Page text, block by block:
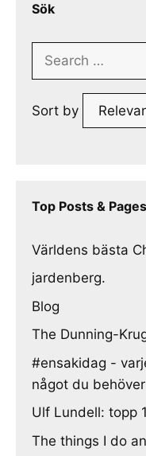
Sök
Search
Sort by
Top Posts & Pages
Världens bästa
jardenberg.
Blog
The Dunning-
#ensakidag -
något du
Ulf Lundell: topp
The things I do